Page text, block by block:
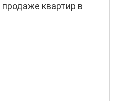
продаже квартир в